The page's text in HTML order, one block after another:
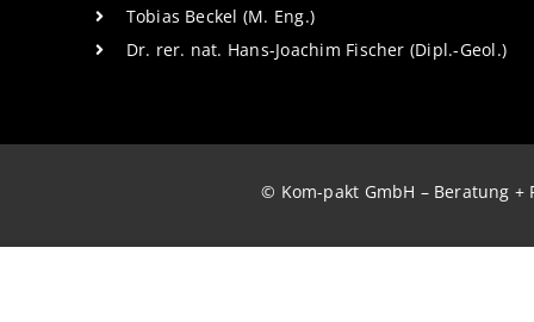
Tobias Beckel (M. Eng.)
Dr. rer. nat. Hans-Joachim Fischer (Dipl.-Geol.)
© Kom-pakt GmbH – Beratung +